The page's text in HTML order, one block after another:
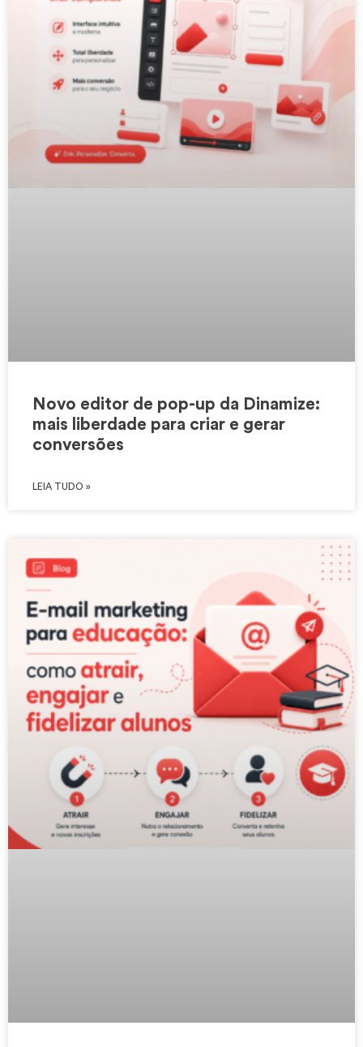
Novo editor de pop-up da Dinamize:
mais liberdade para criar e gerar
conversões
LEIA TUDO »